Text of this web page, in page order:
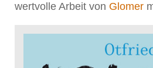
wertvolle Arbeit von Glomer